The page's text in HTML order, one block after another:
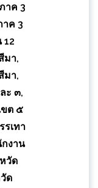
าค 3
ค 3
12
มา,
มา,
ะ ๓,
ขต ๕
เทา
งาน
วัด
ด